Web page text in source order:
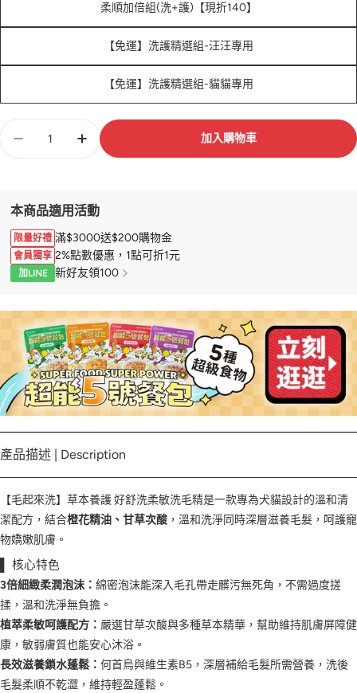
柔順加倍組(洗+護)【現折140】
【免運】洗護精選組-汪汪專用
【免運】洗護精選組-貓貓專用
量
加入購物車
本商品適用活動
限量好禮 滿$3000送$200購物金
會員獨享 2%點數優惠，1點可折1元
加LINE 新好友領100
產品描述 | Description
【毛起來洗】草本養護 好舒洗柔敏洗毛精是一款專為犬貓設計的溫和清
潔配方，結合橙花精油、甘草次酸 ，溫和洗淨同時深層滋養毛髮，呵護寵
物嬌嫩肌膚。
▌ 核心特色
3倍細緻柔潤泡沫： 綿密泡沫能深入毛孔帶走髒污無死角，不需過度搓
揉，溫和洗淨無負擔。
植萃柔敏呵護配方： 嚴選甘草次酸與多種草本精華，幫助維持肌膚屏障健
康，敏弱膚質也能安心沐浴。
長效滋養鎖水蓬鬆： 何首烏與維生素B5，深層補給毛髮所需營養，洗後
毛髮柔順不乾澀，維持輕盈蓬鬆。